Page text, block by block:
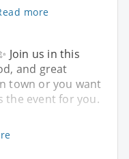
more
Join us in this
and great
town or you want
the event for you.